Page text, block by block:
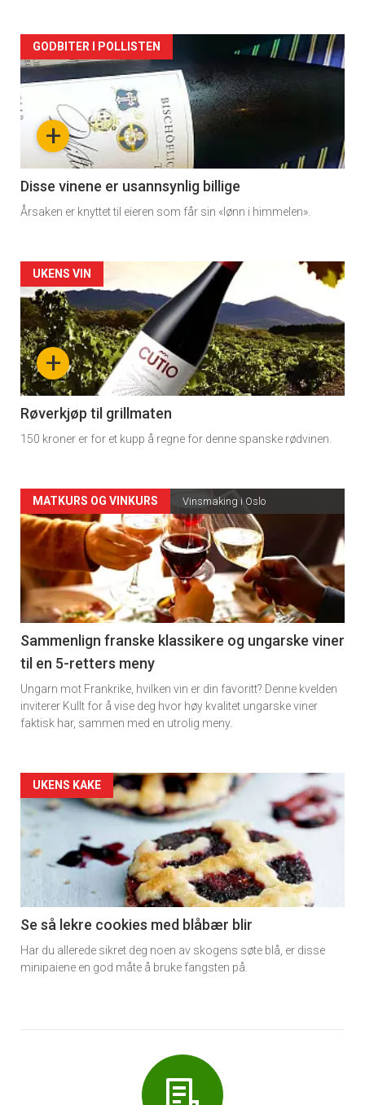
Forsiden
akkurat
nå
3
+
GODBITER I POLLISTEN
Disse vinene er usannsynlig billige
Årsaken er knyttet til eieren som får sin «lønn i himmelen».
Forsiden
akkurat
nå
-
4
+
UKENS VIN
Røverkjøp til grillmaten
150 kroner er for et kupp å regne for denne spanske rødvinen.
Forsiden
akkurat
nå
-
5
MATKURS OG VINKURS Vinsmaking i Oslo
Sammenlign franske klassikere og ungarske viner
til en 5-retters meny
Ungarn mot Frankrike, hvilken vin er din favoritt? Denne kvelden
inviterer Kullt for å vise deg hvor høy kvalitet ungarske viner
faktisk har, sammen med en utrolig meny.
Forsiden
akkurat
nå
6
UKENS KAKE
Se så lekre cookies med blåbær blir
Har du allerede sikret deg noen av skogens søte blå, er disse
minipaiene en god måte å bruke fangsten på.